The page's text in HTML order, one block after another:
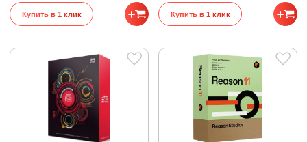
Купить в 1 клик Купить в 1 клик